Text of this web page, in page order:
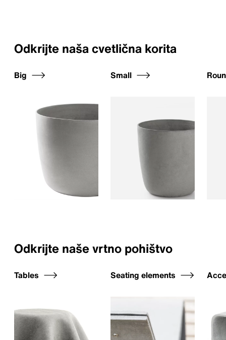
Odkrijte naša cvetlična korita
Big Small
Odkrijte naše vrtno pohištvo
Tables Seating elements